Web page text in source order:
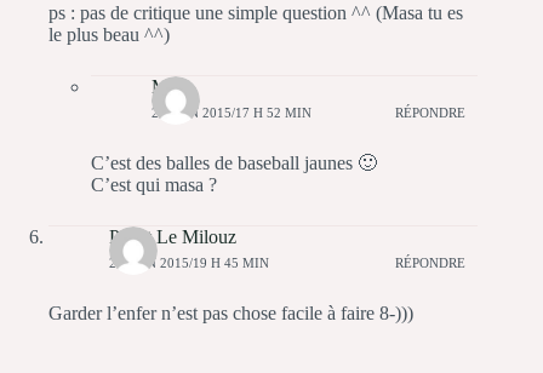
ps : pas de critique une simple question ^^ (Masa tu es
le plus beau ^^)
Matt
24 JUIN 2015/17 H 52 MIN RÉPONDRE
C’est des balles de baseball jaunes 🙂
C’est qui masa ?
Papat Le Milouz
24 JUIN 2015/19 H 45 MIN RÉPONDRE
Garder l’enfer n’est pas chose facile à faire 8-)))